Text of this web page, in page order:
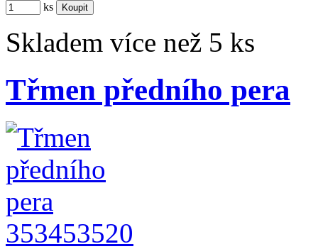
ks
Skladem více než 5 ks
Třmen předního pera
353453520